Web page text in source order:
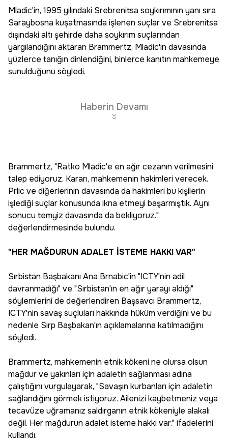
Mladic'in, 1995 yılındaki Srebrenitsa soykırımının yanı sıra
Saraybosna kuşatmasında işlenen suçlar ve Srebrenitsa
dışındaki altı şehirde daha soykırım suçlarından
yargılandığını aktaran Brammertz, Mladic'in davasında
yüzlerce tanığın dinlendiğini, binlerce kanıtın mahkemeye
sunulduğunu söyledi.
Haberin Devamı
Brammertz, "Ratko Mladic'e en ağır cezanın verilmesini
talep ediyoruz. Kararı, mahkemenin hakimleri verecek.
Prlic ve diğerlerinin davasında da hakimleri bu kişilerin
işlediği suçlar konusunda ikna etmeyi başarmıştık. Aynı
sonucu temyiz davasında da bekliyoruz."
değerlendirmesinde bulundu.
"HER MAĞDURUN ADALET İSTEME HAKKI VAR"
Sırbistan Başbakanı Ana Brnabic'in "ICTY'nin adil
davranmadığı" ve "Sırbistan'ın en ağır yarayı aldığı"
söylemlerini de değerlendiren Başsavcı Brammertz,
ICTY'nin savaş suçluları hakkında hüküm verdiğini ve bu
nedenle Sırp Başbakan'ın açıklamalarına katılmadığını
söyledi.
Brammertz, mahkemenin etnik kökeni ne olursa olsun
mağdur ve yakınları için adaletin sağlanması adına
çalıştığını vurgulayarak, "Savaşın kurbanları için adaletin
sağlandığını görmek istiyoruz. Ailenizi kaybetmeniz veya
tecavüze uğramanız saldırganın etnik kökeniyle alakalı
değil. Her mağdurun adalet isteme hakkı var." ifadelerini
kullandı.